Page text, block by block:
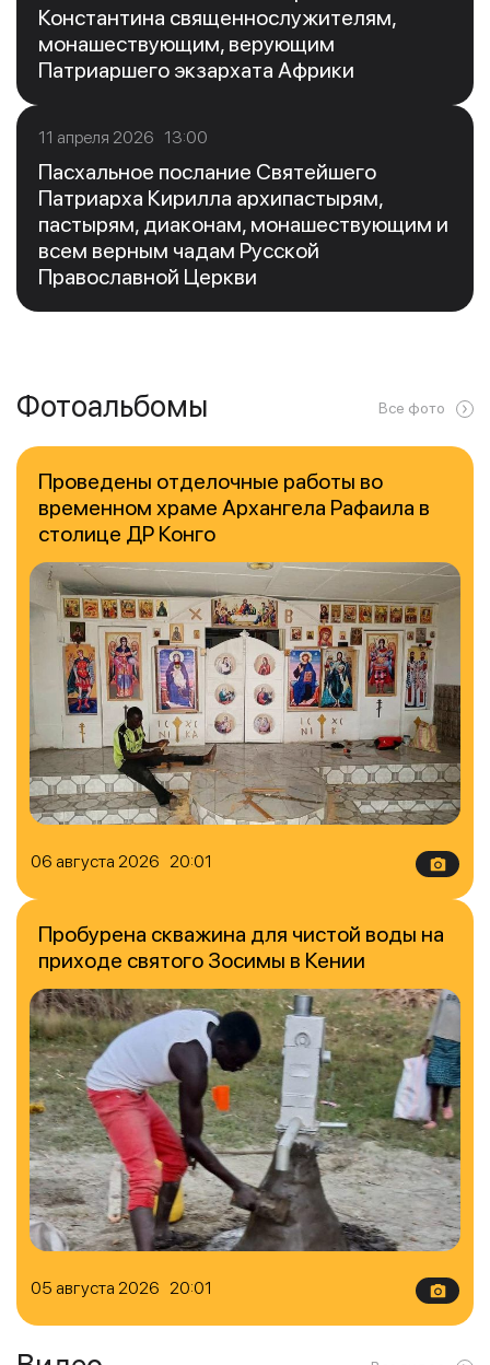
Константина священнослужителям,
монашествующим, верующим
Патриаршего экзархата Африки
11 апреля 2026 13:00
Пасхальное послание Святейшего
Патриарха Кирилла архипастырям,
пастырям, диаконам, монашествующим и
всем верным чадам Русской
Православной Церкви
Фотоальбомы Все фото
06 августа 2026 20:01
Проведены отделочные работы во
временном храме Архангела Рафаила в
столице ДР Конго
05 августа 2026 20:01
Пробурена скважина для чистой воды на
приходе святого Зосимы в Кении